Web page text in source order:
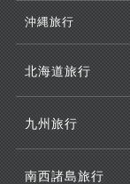
沖縄旅行
北海道旅行
九州旅行
南西諸島旅行